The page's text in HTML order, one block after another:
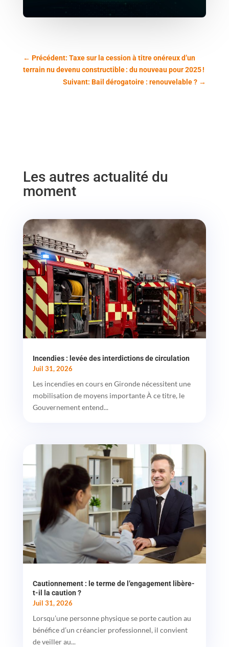
← Précédent: Taxe sur la cession à titre onéreux d’un
terrain nu devenu constructible : du nouveau pour 2025 !
Suivant: Bail dérogatoire : renouvelable ? →
Les autres actualité du
moment
Incendies : levée des interdictions de circulation
Juil 31, 2026
Les incendies en cours en Gironde nécessitent une
mobilisation de moyens importante À ce titre, le
Gouvernement entend...
Cautionnement : le terme de l’engagement libère-
t-il la caution ?
Juil 31, 2026
Lorsqu’une personne physique se porte caution au
bénéfice d’un créancier professionnel, il convient
de veiller au...